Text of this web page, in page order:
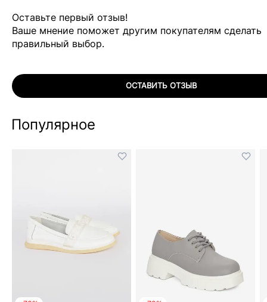
Оставьте первый отзыв!
Ваше мнение поможет другим покупателям сделать
правильный выбор.
ОСТАВИТЬ ОТЗЫВ
Популярное